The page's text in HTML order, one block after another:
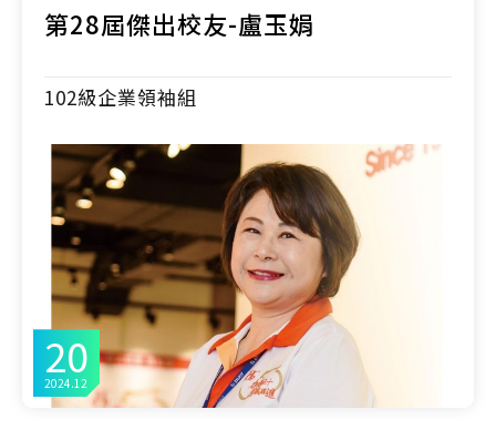
20
2024.12
第28屆傑出校友-盧玉娟
102級企業領袖組